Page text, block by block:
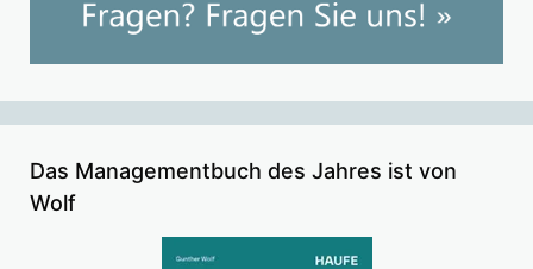
Das Managementbuch des Jahres ist von
Wolf